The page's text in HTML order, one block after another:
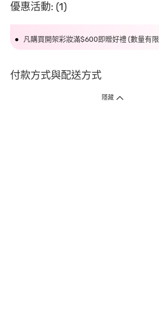
優惠活動: (1)
凡購買開架彩妝滿$600即贈好禮 (數量有
付款方式與配送方式
隱藏